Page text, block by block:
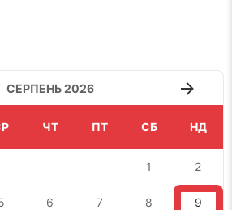
СЕРПЕНЬ 2026
ЧТ ПТ СБ НД
1 2
6 7 8 9